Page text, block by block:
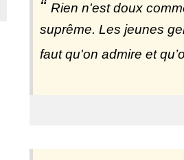
Rien n'est doux
suprême. Les jeunes
faut qu'on admire et